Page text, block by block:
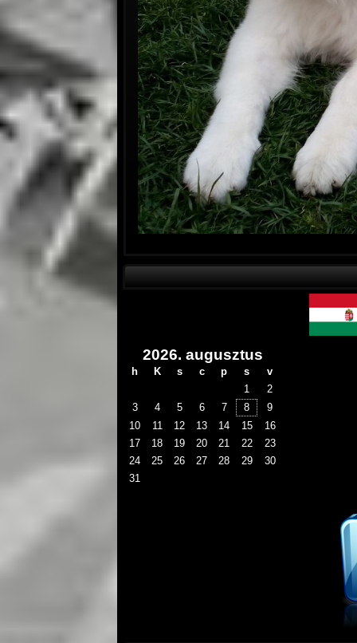
2026. augusztus
h K s c p s
v
1
2
3
4 5 6 7 8
9
10
11 12 13 14 15
16
17
18 19 20 21 22
23
24
25 26 27 28 29
30
31